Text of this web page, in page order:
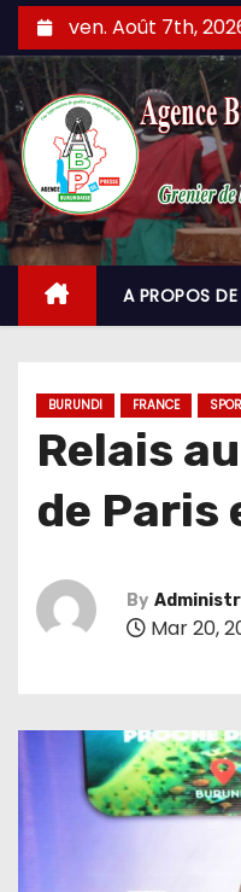
Skip
to
content
ven. Août 7th,
A PROPOS
BURUNDI FRANCE
Relais
de Paris
By
Mar 20,